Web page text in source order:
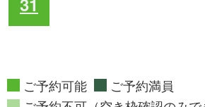
ご予約可能
ご予約満員